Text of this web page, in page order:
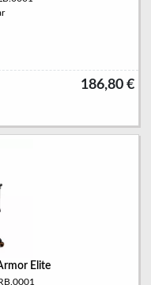
186,80 €
Elite